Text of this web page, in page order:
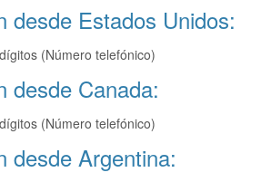
desde Estados Unidos:
(Número telefónico)
desde Canada:
(Número telefónico)
desde Argentina: